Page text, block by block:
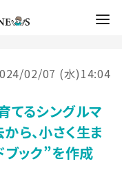
02/07 (水)14:04
てるシングルマ
、小さく生ま
ブック”を作成